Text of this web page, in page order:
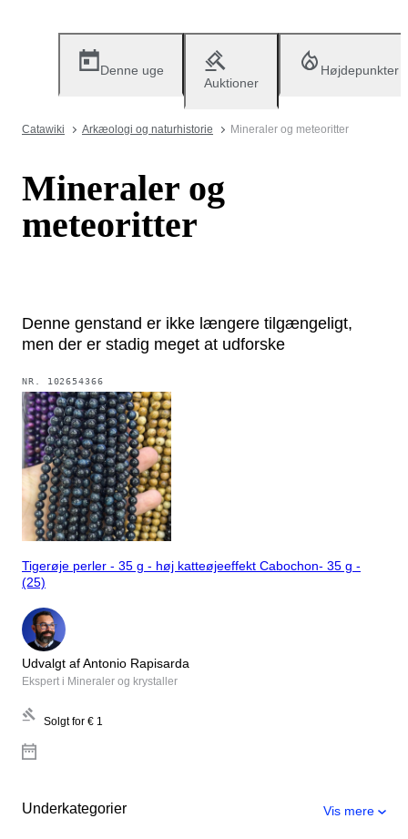
Denne uge
Auktioner
Højdepunkter
Catawiki Arkæologi og naturhistorie Mineraler og meteoritter
Mineraler og
meteoritter
Denne genstand er ikke længere tilgængeligt,
men der er stadig meget at udforske
NR. 102654366
Tigerøje perler - 35 g - høj katteøjeeffekt Cabochon- 35 g -
(25)
Udvalgt af Antonio Rapisarda
Ekspert i Mineraler og krystaller
Solgt for € 1
Underkategorier Vis mere